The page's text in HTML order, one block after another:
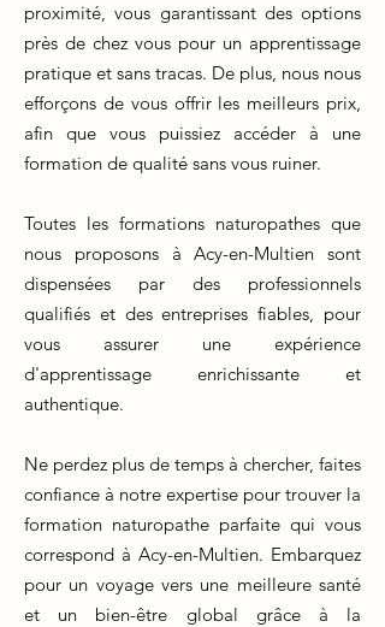
proximité, vous garantissant des options
près de chez vous pour un apprentissage
pratique et sans tracas. De plus, nous nous
efforçons de vous offrir les meilleurs prix,
afin que vous puissiez accéder à une
formation de qualité sans vous ruiner.
Toutes les formations naturopathes que
nous proposons à Acy-en-Multien sont
dispensées par des professionnels
qualifiés et des entreprises fiables, pour
vous assurer une expérience
d'apprentissage enrichissante et
authentique.
Ne perdez plus de temps à chercher, faites
confiance à notre expertise pour trouver la
formation naturopathe parfaite qui vous
correspond à Acy-en-Multien. Embarquez
pour un voyage vers une meilleure santé
et un bien-être global grâce à la